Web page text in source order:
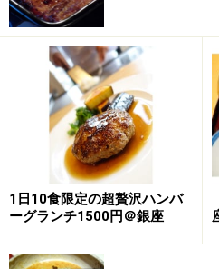
シェフたちの活気が感じられ
の食材をふんだんに使った料
感で堪能する上質な“食のひ
一例をあげると、目の前で
焼、山梨県産の信玄鶏や桃
ティングサービス、その場
バーガーまで、ライブ感に
り、ワクワクが止まりません
1日10食限定の超贅沢ハンバ
ーグランチ1500円＠銀座